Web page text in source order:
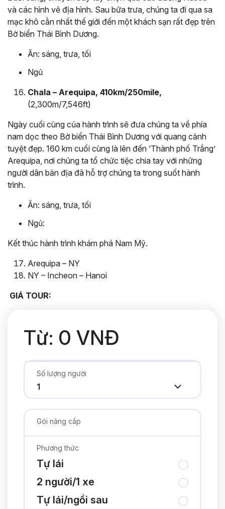
và các hình vẽ địa hình. Sau bữa trưa, chúng ta đi qua sa
mạc khô cằn nhất thế giới đến một khách sạn rất đẹp trên
Bờ biển Thái Bình Dương.
Ăn: sáng, trưa, tối
Ngủ
Chala – Arequipa, 410km/250mile,
(2,300m/7,546ft)
Ngày cuối cùng của hành trình sẽ đưa chúng ta về phía
nam dọc theo Bờ biển Thái Bình Dương với quang cảnh
tuyệt đẹp. 160 km cuối cùng là lên đến ‘Thành phố Trắng’
Arequipa, nơi chúng ta tổ chức tiệc chia tay với những
người dân bản địa đã hỗ trợ chúng ta trong suốt hành
trình.
Ăn: sáng, trưa, tối
Ngủ:
Kết thúc hành trình khám phá Nam Mỹ.
Arequipa – NY
NY – Incheon – Hanoi
GIÁ TOUR:
Từ: 0 VNĐ
Số lượng người
Gói nâng cấp
Phương thức
Tự lái
2 người/1 xe
Tự lái/ngồi sau